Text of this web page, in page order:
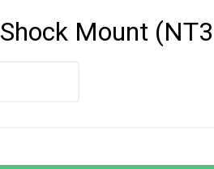
Shock Mount